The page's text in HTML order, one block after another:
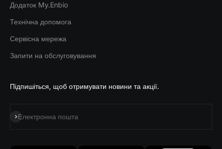
Додаток My.Enbio
Технічна допомога
Сервісна мережа
Запити на обслуговування
Підпишіться, щоб отримувати новини та акції.
Електронна пошта
Підпишіться на